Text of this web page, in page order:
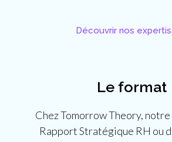
Le format
Chez Tomorrow Theory,
Rapport Stratégique RH ou
Découvrir nos